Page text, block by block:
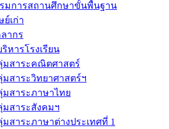
มการสถานศึกษาขั้นพื้นฐาน
เก่า
ากร
หารโรงเรียน
มสาระคณิตศาสตร์
สาระวิทยาศาสตร์ฯ
สาระภาษาไทย
สาระสังคมฯ
สาระภาษาต่างประเทศที่ 1